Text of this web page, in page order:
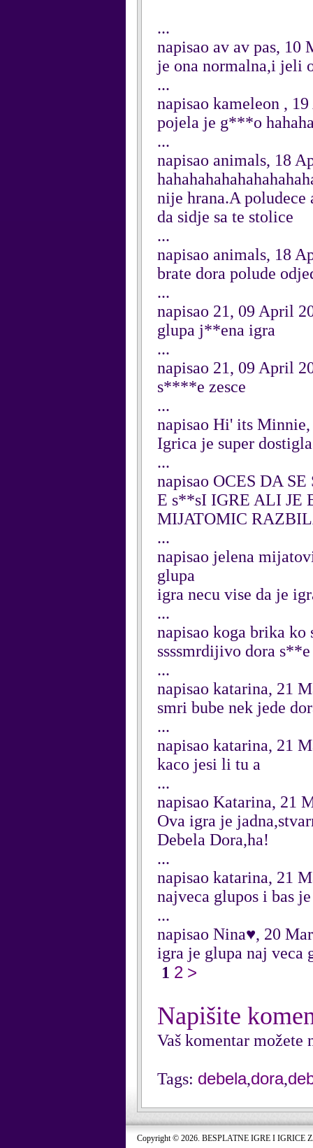
...
napisao av av pas, 10
je ona normalna,i jeli
...
napisao kameleon ,
pojela je g***o
...
napisao animals, 18
nije hrana.A poludece
da sidje sa te stolice
...
napisao animals, 18
brate dora polude
...
napisao 21, 09 April
glupa j**ena igra
...
napisao 21, 09 April
s****e zesce
...
napisao Hi' its
Igrica je super
...
napisao OCES DA
E s**sI IGRE ALI JE
MIJATOMIC
...
napisao jelena
glupa
igra necu vise da je
...
napisao koga brika ko
ssssmrdijivo dora s**e
...
napisao katarina, 21
smri bube nek jede
...
napisao katarina, 21
kaco jesi li tu a
...
napisao Katarina, 21
Ova igra je
Debela Dora,ha!
...
napisao katarina, 21
najveca glupos i bas
...
napisao Nina♥, 20
igra je glupa naj veca
1 2 >
Napišite
Vaš komentar možete
Tags: debela,dora,
Copyright © 2026. BESPLATNE IGRE I IGRICE